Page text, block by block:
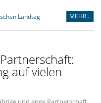
Landtag MEHR...
auf vielen